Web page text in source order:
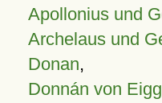
Apollonius und
Archelaus und
Donan,
Donnán von Eigg